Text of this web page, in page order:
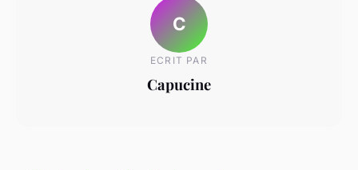
C
ECRIT PAR
Capucine